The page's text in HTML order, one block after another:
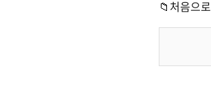
📁처음으로